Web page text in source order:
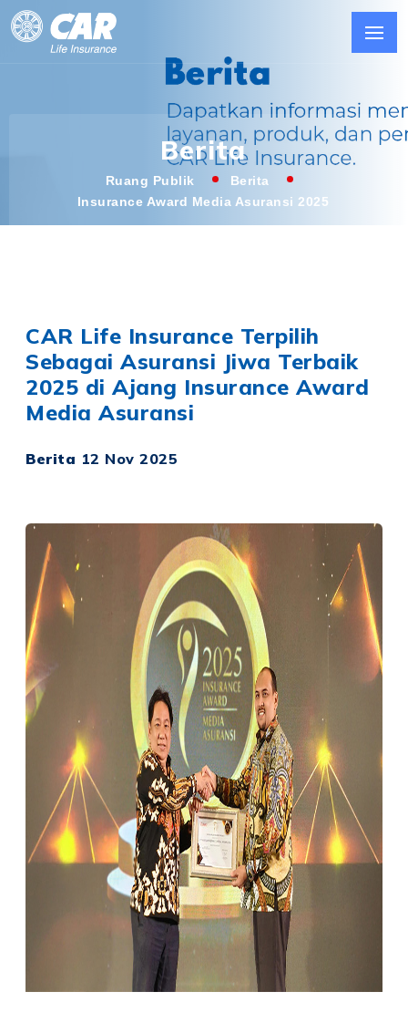
Berita
Ruang Publik
Berita
Insurance Award Media Asuransi 2025
CAR Life Insurance Terpilih
Sebagai Asuransi Jiwa Terbaik
2025 di Ajang Insurance Award
Media Asuransi
Berita 12 Nov 2025